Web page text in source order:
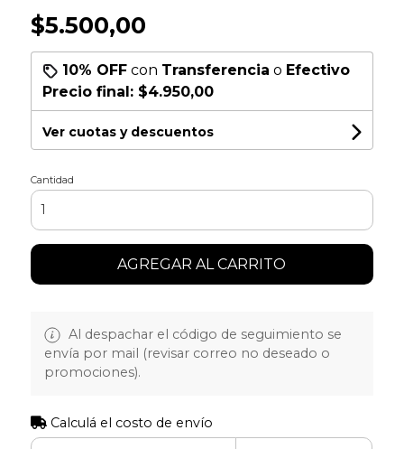
$5.500,00
10% OFFcon Transferencia o Efectivo
Precio final: $4.950,00
Ver cuotas y descuentos
Cantidad
AGREGAR AL CARRITO
Al despachar el código de seguimiento se
envía por mail (revisar correo no deseado o
promociones).
Calculá el costo de envío